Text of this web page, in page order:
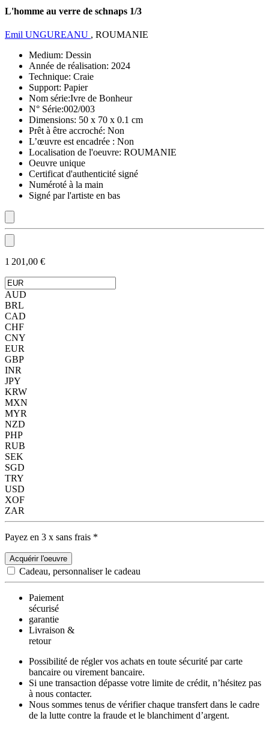
L'homme au verre de schnaps 1/3
Emil UNGUREANU , ROUMANIE
Medium: Dessin
Année de réalisation: 2024
Technique: Craie
Support: Papier
Nom série:Ivre de Bonheur
N° Série:002/003
Dimensions: 50 x 70 x 0.1 cm
Prêt à être accroché: Non
L’œuvre est encadrée : Non
Localisation de l'oeuvre: ROUMANIE
Oeuvre unique
Certificat d'authenticité signé
Numéroté à la main
Signé par l'artiste en bas
1 201,00 €
AUD
BRL
CAD
CHF
CNY
EUR
GBP
INR
JPY
KRW
MXN
MYR
NZD
PHP
RUB
SEK
SGD
TRY
USD
XOF
ZAR
Payez en 3 x sans frais *
Acquérir l'oeuvre
Cadeau, personnaliser le cadeau
Paiement
sécurisé
garantie
Livraison &
retour
Possibilité de régler vos achats en toute sécurité par carte
bancaire ou virement bancaire.
Si une transaction dépasse votre limite de crédit, n’hésitez pas
à nous contacter.
Nous sommes tenus de vérifier chaque transfert dans le cadre
de la lutte contre la fraude et le blanchiment d’argent.